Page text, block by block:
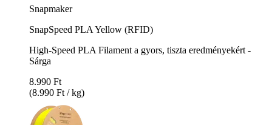
Snapmaker
SnapSpeed PLA Yellow (RFID)
High-Speed PLA Filament a gyors, tiszta eredményekért -
Sárga
8.990 Ft
(8.990 Ft / kg)